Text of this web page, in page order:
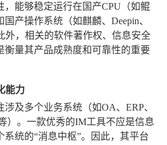
，能够稳定运行在国产CPU（如鲲
产操作系统（如麒麟、Deepin、
外，相关的软件著作权、信息安全
衡量其产品成熟度和可靠性的重要
能力
及多个业务系统（如OA、ERP、
）。一款优秀的IM工具不应是信息
统的“消息中枢”。因此，其平台